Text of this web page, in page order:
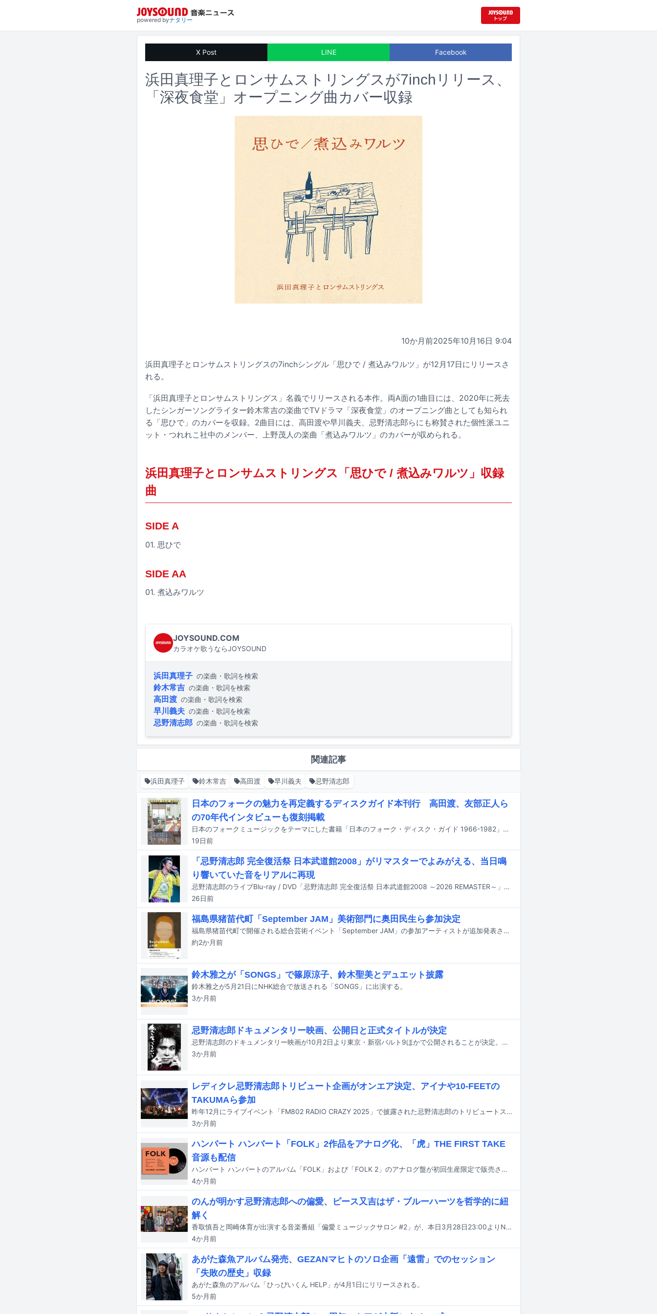
powered byナタリー
X Post LINE Facebook
浜田真理子とロンサムストリングスが7inchリリース、
「深夜食堂」オープニング曲カバー収録
10か月前2025年10月16日 9:04
浜田真理子とロンサムストリングスの7inchシングル「思ひで / 煮込みワルツ」が12月17日にリリースさ
れる。
「浜田真理子とロンサムストリングス」名義でリリースされる本作。両A面の1曲目には、2020年に死去
したシンガーソングライター鈴木常吉の楽曲でTVドラマ「深夜食堂」のオープニング曲としても知られ
る「思ひで」のカバーを収録。2曲目には、高田渡や早川義夫、忌野清志郎らにも称賛された個性派ユニ
ット・つれれこ社中のメンバー、上野茂人の楽曲「煮込みワルツ」のカバーが収められる。
浜田真理子とロンサムストリングス「思ひで / 煮込みワルツ」収録
曲
SIDE A
01. 思ひで
SIDE AA
01. 煮込みワルツ
JOYSOUND.COM
カラオケ歌うならJOYSOUND
浜田真理子 の楽曲・歌詞を検索
鈴木常吉 の楽曲・歌詞を検索
高田渡 の楽曲・歌詞を検索
早川義夫 の楽曲・歌詞を検索
忌野清志郎 の楽曲・歌詞を検索
関連記事
浜田真理子 鈴木常吉 高田渡 早川義夫 忌野清志郎
日本のフォークの魅力を再定義するディスクガイド本刊行 高田渡、友部正人ら
の70年代インタビューも復刻掲載
日本のフォークミュージックをテーマにした書籍「日本のフォーク・ディスク・ガイド 1966-1982」が8月10日にシンコーミュージックより刊行される。
19日前
「忌野清志郎 完全復活祭 日本武道館2008」がリマスターでよみがえる、当日鳴
り響いていた音をリアルに再現
忌野清志郎のライブBlu-ray / DVD「忌野清志郎 完全復活祭 日本武道館2008 ～2026 REMASTER～」が9月30日にリリースされる。
26日前
福島県猪苗代町「September JAM」美術部門に奥田民生ら参加決定
福島県猪苗代町で開催される総合芸術イベント「September JAM」の参加アーティストが追加発表された。
約2か月前
鈴木雅之が「SONGS」で篠原涼子、鈴木聖美とデュエット披露
鈴木雅之が5月21日にNHK総合で放送される「SONGS」に出演する。
3か月前
忌野清志郎ドキュメンタリー映画、公開日と正式タイトルが決定
忌野清志郎のドキュメンタリー映画が10月2日より東京・新宿バルト9ほかで公開されることが決定。正式タイトルが「愛し合ってるかい？ 忌野清志郎が教えてくれた」であることが発表された。
3か月前
レディクレ忌野清志郎トリビュート企画がオンエア決定、アイナや10-FEETの
TAKUMAら参加
昨年12月にライブイベント「FM802 RADIO CRAZY 2025」で披露された忌野清志郎のトリビュートステージ「忌野清志郎 ナニワ・サリバン・ショー ー令和残侠伝ー」の模様が、5月3日21:00～22:00に放送されるFM802「802 BINTANG GARDEN『忌野清志郎 ナニワ・サリバン・ショー ー令和残侠伝ー』LIVE ON AIR!!」内でオンエアされる。
3か月前
ハンバート ハンバート「FOLK」2作品をアナログ化、「虎」THE FIRST TAKE
音源も配信
ハンバート ハンバートのアルバム「FOLK」および「FOLK 2」のアナログ盤が初回生産限定で販売される。
4か月前
のんが明かす忌野清志郎への偏愛、ピース又吉はザ・ブルーハーツを哲学的に紐
解く
香取慎吾と岡崎体育が出演する音楽番組「偏愛ミュージックサロン #2」が、本日3月28日23:00よりNHK総合で放送される。
4か月前
あがた森魚アルバム発売、GEZANマヒトのソロ企画「遠雷」でのセッション
「失敗の歴史」収録
あがた森魚のアルバム「ひっぴいくん HELP」が4月1日にリリースされる。
5か月前